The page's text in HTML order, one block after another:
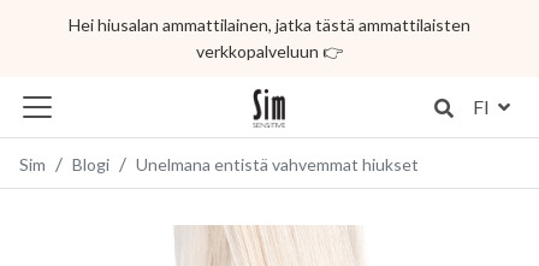
Hei hiusalan ammattilainen, jatka tästä ammattilaisten
verkkopalveluun 👉
FI
Sim Blogi Unelmana entistä vahvemmat hiukset